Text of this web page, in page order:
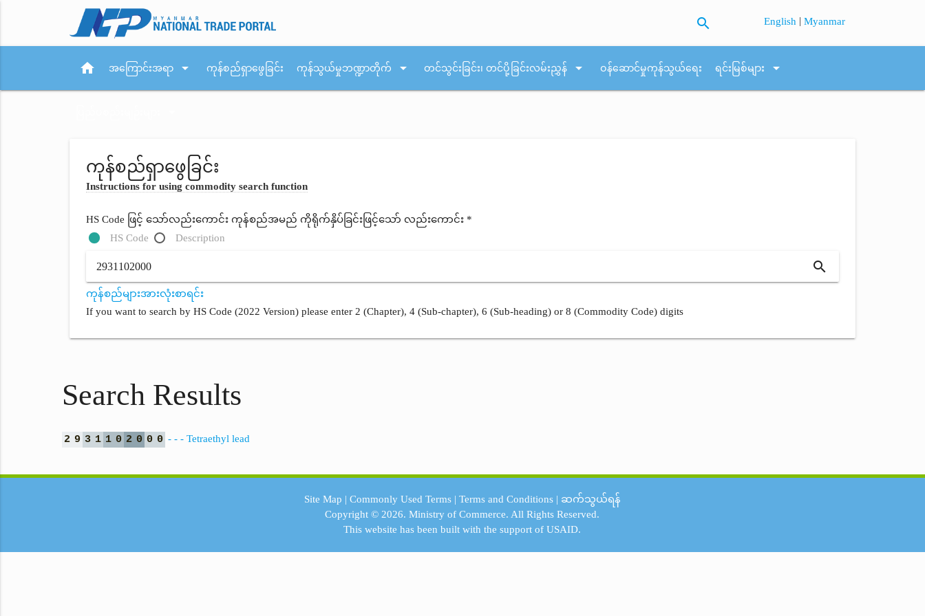
search English |Myanmar
home အကြောင်းအရာ arrow_drop_down ကုန်စည်ရှာဖွေခြင်း ကုန်သွယ်မှုဘဏ္ဍာတိုက် arrow_drop_down တင်သွင်းခြင်း၊ တင်ပို့ခြင်းလမ်းညွှန် arrow_drop_down ဝန်ဆောင်မှုကုန်သွယ်ရေး ရင်းမြစ်များ arrow_drop_down
ကုန်စည်ရှာဖွေခြင်း
Instructions for using commodity search function
HS Code ဖြင့် သော်လည်းကောင်း ကုန်စည်အမည် ကိုရိုက်နှိပ်ခြင်းဖြင့်သော် လည်းကောင်း *
HS Code
Description
search
ကုန်စည်များအားလုံးစာရင်း
If you want to search by HS Code (2022 Version) please enter 2 (Chapter), 4 (Sub-chapter), 6 (Sub-heading) or 8 (Commodity Code) digits
Search Results
2 9 3 1 1 0 2 0 0 0 - - - Tetraethyl lead
Site Map | Commonly Used Terms| Terms and Conditions| ဆက်သွယ်ရန်
Copyright © 2026.Ministry of Commerce. All Rights Reserved.
This website has been built with the support ofUSAID.